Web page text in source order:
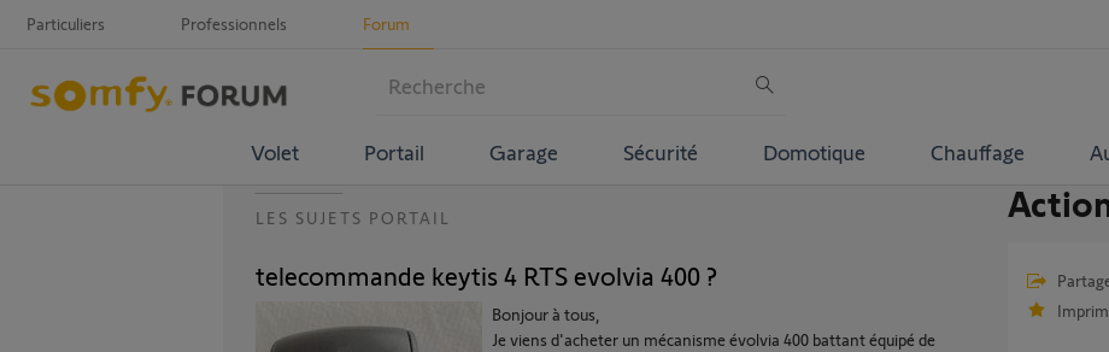
Particuliers Professionnels Forum
Volet Portail Garage Sécurité Domotique Chauffage
LES SUJETS PORTAIL
telecommande keytis 4 RTS evolvia 400 ?
Bonjour à tous,
Je viens d'acheter un mécanisme évolvia 400 battant équipé de